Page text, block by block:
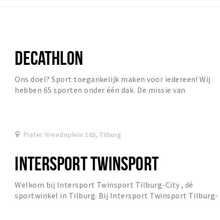
DECATHLON
Ons doel? Sport toegankelijk maken voor iedereen! Wij
hebben 65 sporten onder één dak. De missie van
Pieter Vreedeplein 165, Tilburg
INTERSPORT TWINSPORT
Welkom bij Intersport Twinsport Tilburg-City , dé
sportwinkel in Tilburg. Bij Intersport Twinsport Tilburg-